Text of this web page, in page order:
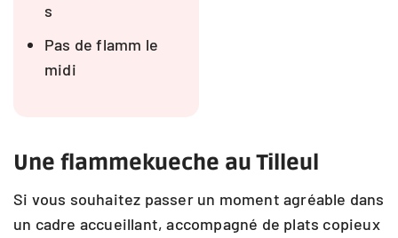
s
Pas de flamm le
midi
Une flammekueche au Tilleul
Si vous souhaitez passer un moment agréable dans
un cadre accueillant, accompagné de plats copieux